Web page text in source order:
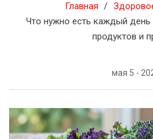
Главная
Что нужно есть каждый день
продуктов и
мая 5 -